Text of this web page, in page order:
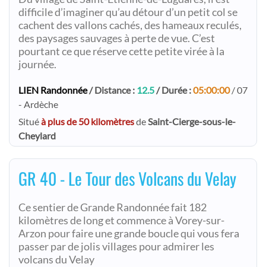
difficile d’imaginer qu’au détour d’un petit col se
cachent des vallons cachés, des hameaux reculés,
des paysages sauvages à perte de vue. C’est
pourtant ce que réserve cette petite virée à la
journée.
LIEN Randonnée/ Distance : 12.5/ Durée :05:00:00/ 07
- Ardèche
Situéà plus de 50 kilomètresdeSaint-Cierge-sous-le-
Cheylard
GR 40 - Le Tour des Volcans du Velay
Ce sentier de Grande Randonnée fait 182
kilomètres de long et commence à Vorey-sur-
Arzon pour faire une grande boucle qui vous fera
passer par de jolis villages pour admirer les
volcans du Velay